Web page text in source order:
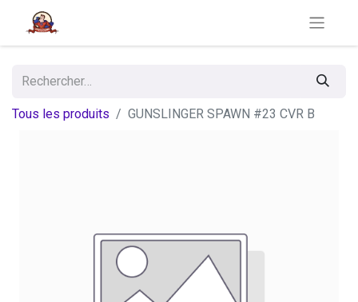
Tous les produits GUNSLINGER SPAWN #23 CVR B